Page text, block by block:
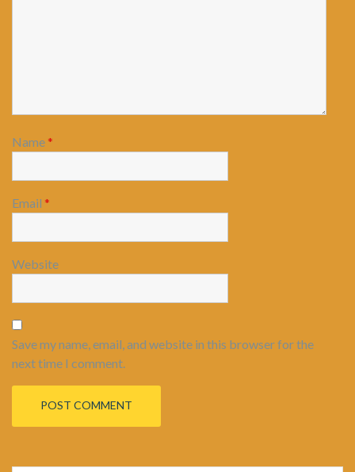
Name*
Email *
Website
Save my name, email, and website in this browser for the
next time I comment.